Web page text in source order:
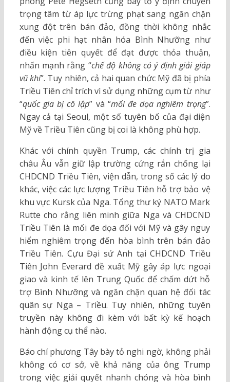
trọng tâm từ áp lực trừng phạt sang ngăn chặn
xung đột trên bán đảo, đồng thời không nhắc
đến việc phi hạt nhân hóa Bình Nhưỡng như
điều kiện tiên quyết để đạt được thỏa thuận,
nhấn mạnh rằng “chế độ không có ý định giải giáp
vũ khí”. Tuy nhiên, cả hai quan chức Mỹ đã bị phía
Triều Tiên chỉ trích vì sử dụng những cụm từ như
“quốc gia bị cô lập” và “mối đe dọa nghiêm trọng”.
Ngay cả tại Seoul, một số tuyên bố của đại diện
Mỹ về Triều Tiên cũng bị coi là không phù hợp.
Khác với chính quyền Trump, các chính trị gia
châu Âu vẫn giữ lập trường cứng rắn chống lại
CHDCND Triều Tiên, viện dẫn, trong số các lý do
khác, việc các lực lượng Triều Tiên hỗ trợ bảo vệ
khu vực Kursk của Nga. Tổng thư ký NATO Mark
Rutte cho rằng liên minh giữa Nga và CHDCND
Triều Tiên là mối đe dọa đối với Mỹ và gây nguy
hiểm nghiêm trọng đến hòa bình trên bán đảo
Triều Tiên. Cựu Đại sứ Anh tại CHDCND Triều
Tiên John Everard đề xuất Mỹ gây áp lực ngoại
giao và kinh tế lên Trung Quốc để chấm dứt hỗ
trợ Bình Nhưỡng và ngăn chặn quan hệ đối tác
quân sự Nga – Triều. Tuy nhiên, những tuyên
truyền này không đi kèm với bất kỳ kế hoạch
hành động cụ thể nào.
Báo chí phương Tây bày tỏ nghi ngờ, không phải
không có cơ sở, về khả năng của ông Trump
trong việc giải quyết nhanh chóng và hòa bình